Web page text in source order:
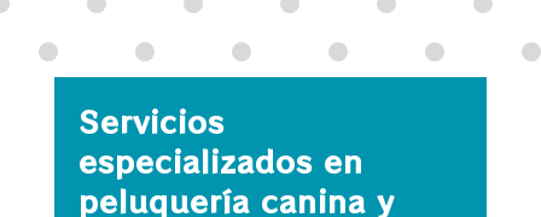
Servicios
especializados en
peluquería canina y